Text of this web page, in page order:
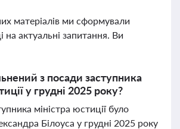
матеріалів ми сформували
на актуальні запитання. Ви
з посади заступника
у грудні 2025 року?
міністра юстиції було
Білоуса у грудні 2025 року